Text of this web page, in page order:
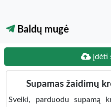
Baldų mugė
Įdėti
Supamas žaidimų
Sveiki, parduodu supamą